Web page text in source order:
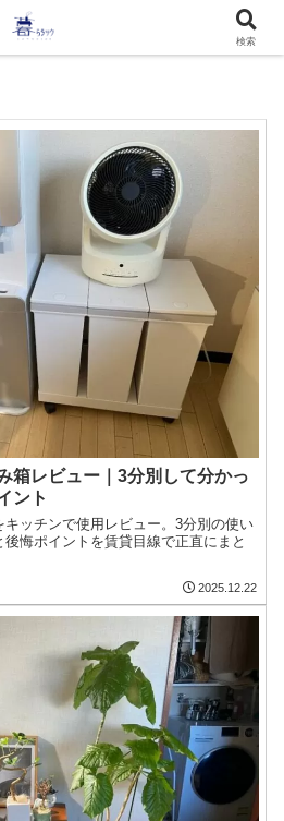
箱レビュー｜3分別して分かっ
ント
ッチンで使用レビュー。3分別の使い
悔ポイントを賃貸目線で正直にまと
2025.12.22
検索